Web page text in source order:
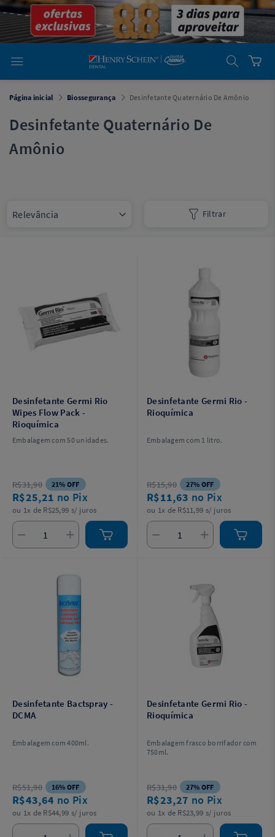
emDental
Cremer -
Henry Schein
Laboratório
Laboratório
emDental
Henry Schein
Cremer
Página inicial Biossegurança Desinfetante Quaternário De Amônio
Desinfetante Quaternário De
Amônio
Desinfetante Germi Rio
Wipes Flow Pack -
Rioquímica
Embalagem com 50 unidades.
R$31,90 21% OFF
R$25,21 no Pix
ou 1x de R$25,99 s/ juros
Desinfetante Germi Rio -
Rioquímica
Embalagem com 1 litro.
R$15,90 27% OFF
R$11,63 no Pix
ou 1x de R$11,99 s/ juros
Desinfetante Bactspray -
DCMA
Embalagem com 400ml.
R$51,90 16% OFF
R$43,64 no Pix
ou 1x de R$44,99 s/ juros
Desinfetante Germi Rio -
Rioquímica
Embalagem frasco borrifador com
750ml.
R$31,90 27% OFF
R$23,27 no Pix
ou 1x de R$23,99 s/ juros
Filtrar